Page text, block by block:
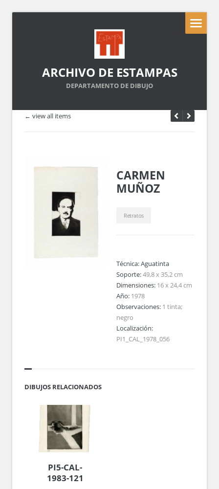
ARCHIVO DE ESTAMPAS
DEPARTAMENTO DE DIBUJO
← view all items
CARMEN
MUÑOZ
Retratos
Técnica:Aguatinta
Soporte:49,8 x 35,2 cm
Dimensiones: 16 x 24,4 cm
Año: 1978
Observaciones: 1 tinta;
negro
Localización:
PI1_CAL_1978_056
DIBUJOS RELACIONADOS
PI5-CAL-
1983-121